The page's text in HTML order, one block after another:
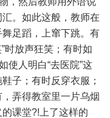
。如此这般，教师在
足蹈，上窜下跳。有
时放声狂笑；有时如
使人明白“去医院”这
子；有时反穿衣服；
弄得教室里一片乌烟
课堂?!上了这样的